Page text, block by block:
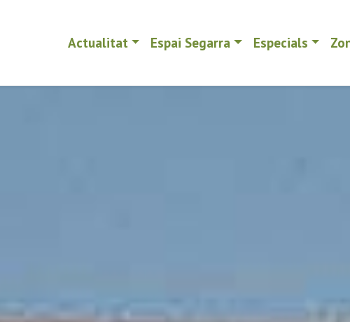
Actualitat Espai Segarra Especials